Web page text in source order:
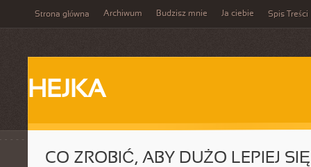
Strona główna Archiwum Budzisz mnie Ja ciebie Spis Treści
HEJKA
CO ZROBIĆ, ABY DUŻO LEPIEJ